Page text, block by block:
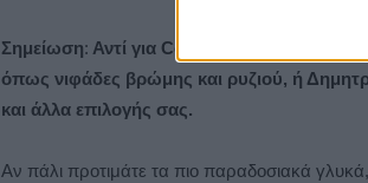
Σημείωση: Αντί για Coco Pops μπορείτε να
όπως νιφάδες βρώμης και ρυζιού, ή
και άλλα επιλογής σας.
Αν πάλι προτιμάτε τα πιο παραδοσιακά γλυκά,